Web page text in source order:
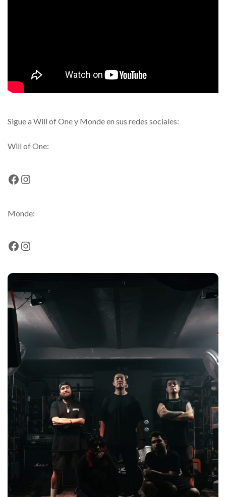
Sigue a Will of One y Monde en sus redes sociales:
Will of One:
Facebook
Instagram
Monde:
Facebook
Instagram